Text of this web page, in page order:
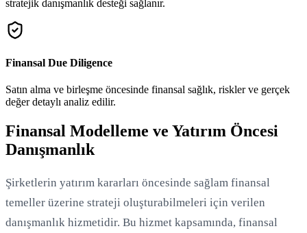
stratejik danışmanlık desteği sağlanır.
Finansal Due Diligence
Satın alma ve birleşme öncesinde finansal sağlık, riskler ve gerçek
değer detaylı analiz edilir.
Finansal Modelleme ve Yatırım Öncesi
Danışmanlık
Şirketlerin yatırım kararları öncesinde sağlam finansal
temeller üzerine strateji oluşturabilmeleri için verilen
danışmanlık hizmetidir. Bu hizmet kapsamında, finansal